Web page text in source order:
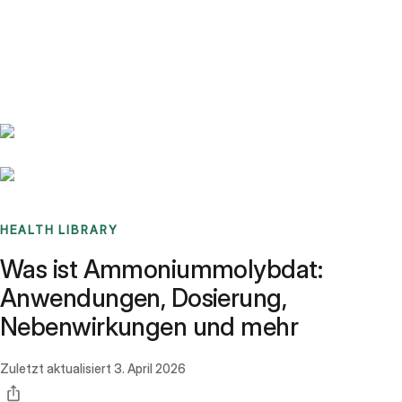
HEALTH LIBRARY
Was ist Ammoniummolybdat:
Anwendungen, Dosierung,
Nebenwirkungen und mehr
Zuletzt aktualisiert 3. April 2026